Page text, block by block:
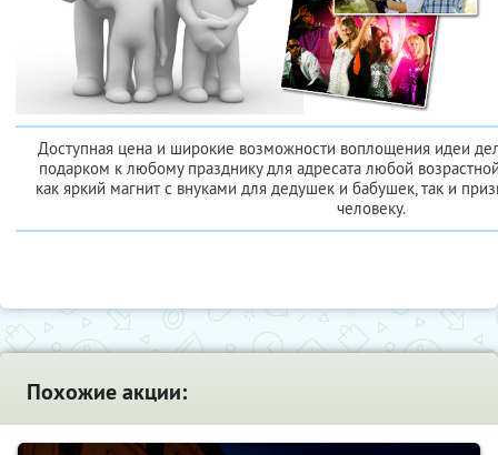
Доступная цена и широкие возможности воплощения идеи
подарком к любому празднику для адресата любой
как яркий магнит с внуками для дедушек и бабушек, так и
человеку.
Похожие акции: